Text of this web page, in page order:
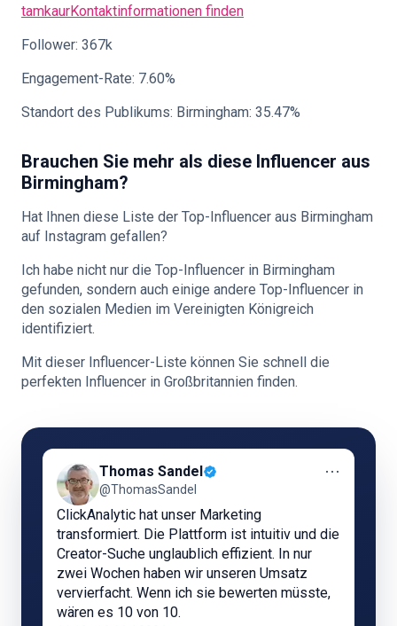
tamkaurKontaktinformationen finden
Follower: 367k
Engagement-Rate: 7.60%
Standort des Publikums: Birmingham: 35.47%
Brauchen Sie mehr als diese Influencer aus
Birmingham?
Hat Ihnen diese Liste der Top-Influencer aus Birmingham
auf Instagram gefallen?
Ich habe nicht nur die Top-Influencer in Birmingham
gefunden, sondern auch einige andere Top-Influencer in
den sozialen Medien im Vereinigten Königreich
identifiziert.
Mit dieser Influencer-Liste können Sie schnell die
perfekten Influencer in Großbritannien finden.
Thomas Sandel
@ThomasSandel
⋯
ClickAnalytic hat unser Marketing
transformiert. Die Plattform ist intuitiv und die
Creator-Suche unglaublich effizient. In nur
zwei Wochen haben wir unseren Umsatz
vervierfacht. Wenn ich sie bewerten müsste,
wären es 10 von 10.